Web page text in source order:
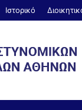
Ιστορικό